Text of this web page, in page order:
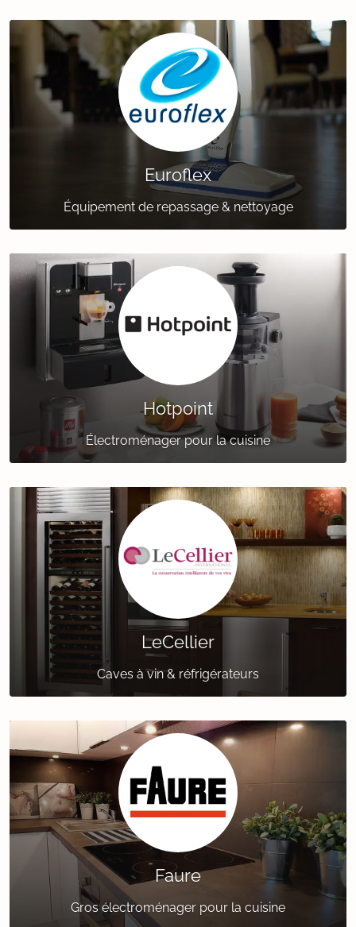
Euroflex
Équipement de repassage & nettoyage
Hotpoint
Électroménager pour la cuisine
LeCellier
Caves à vin & réfrigérateurs
Faure
Gros électroménager pour la cuisine